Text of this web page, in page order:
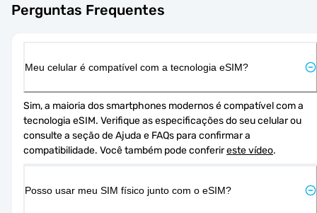
Perguntas Frequentes
Meu celular é compatível com a tecnologia eSIM?
Sim, a maioria dos smartphones modernos é compatível com a
tecnologia eSIM. Verifique as especificações do seu celular ou
consulte a seção de Ajuda e FAQs para confirmar a
compatibilidade. Você também pode conferir este vídeo.
Posso usar meu SIM físico junto com o eSIM?